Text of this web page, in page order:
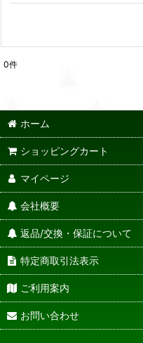
0件
ホーム
ショッピングカート
マイページ
会社概要
返品/交換・保証について
特定商取引法表示
ご利用案内
お問い合わせ